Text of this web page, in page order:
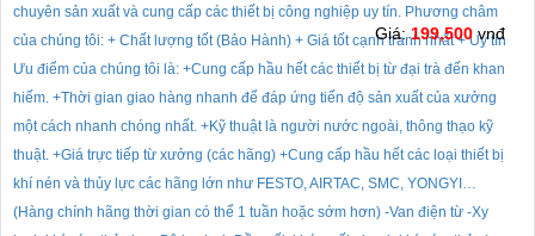
chuyên sản xuất và cung cấp các thiết bị công nghiệp uy tín. Phương châm
của chúng tôi: + Chất lượng tốt (Bảo Hành) + Giá tốt cạnh tranh nhất + Uy tín
Ưu điểm của chúng tôi là: +Cung cấp hầu hết các thiết bị từ đại trà đến khan
hiếm. +Thời gian giao hàng nhanh để đáp ứng tiến độ sản xuất của xưởng
một cách nhanh chóng nhất. +Kỹ thuật là người nước ngoài, thông thạo kỹ
thuật. +Giá trực tiếp từ xưởng (các hãng) +Cung cấp hầu hết các loại thiết bị
khí nén và thủy lực các hãng lớn như FESTO, AIRTAC, SMC, YONGYI…
(Hàng chính hãng thời gian có thể 1 tuần hoặc sớm hơn) -Van điện từ -Xy
Giá:199,500vnđ